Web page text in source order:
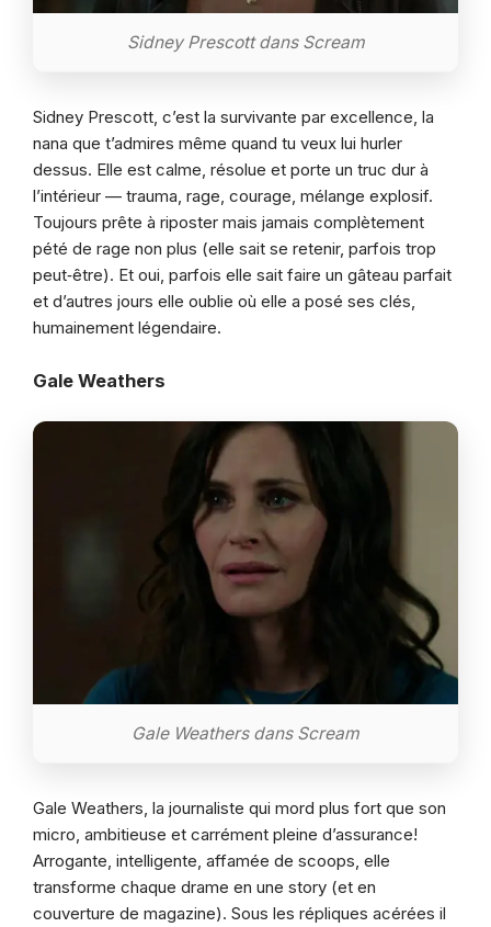
Sidney Prescott dans Scream
Sidney Prescott, c’est la survivante par excellence, la
nana que t’admires même quand tu veux lui hurler
dessus. Elle est calme, résolue et porte un truc dur à
l’intérieur — trauma, rage, courage, mélange explosif.
Toujours prête à riposter mais jamais complètement
pété de rage non plus (elle sait se retenir, parfois trop
peut‑être). Et oui, parfois elle sait faire un gâteau parfait
et d’autres jours elle oublie où elle a posé ses clés,
humainement légendaire.
Gale Weathers
Gale Weathers dans Scream
Gale Weathers, la journaliste qui mord plus fort que son
micro, ambitieuse et carrément pleine d’assurance!
Arrogante, intelligente, affamée de scoops, elle
transforme chaque drame en une story (et en
couverture de magazine). Sous les répliques acérées il